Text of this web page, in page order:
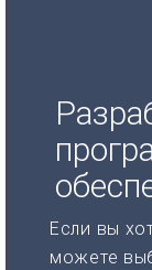
Если вы
можете